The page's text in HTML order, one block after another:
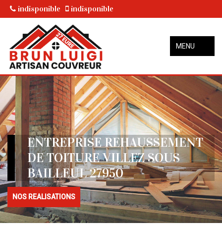
indisponible indisponible
MENU
ENTREPRISE REHAUSSEMENT
DE TOITURE VILLEZ SOUS
BAILLEUL 27950
NOS REALISATIONS